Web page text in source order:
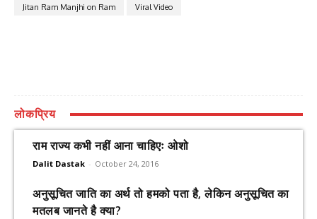
Jitan Ram Manjhi on Ram Viral Video
लोकप्रिय
राम राज्य कभी नहीं आना चाहिएः ओशो
Dalit Dastak - October 24, 2016
अनुसूचित जाति का अर्थ तो हमको पता है, लेकिन अनुसूचित का
मतलब जानते है क्या?